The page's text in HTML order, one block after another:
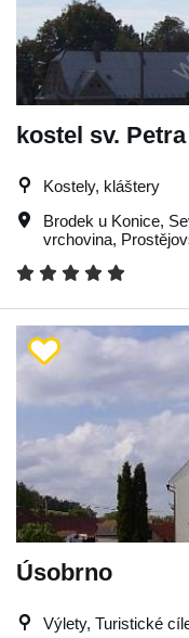
kostel sv.
Kostely, kláštery
Brodek u Konice,
vrchovina,
Úsobrno
Výlety, Turistické